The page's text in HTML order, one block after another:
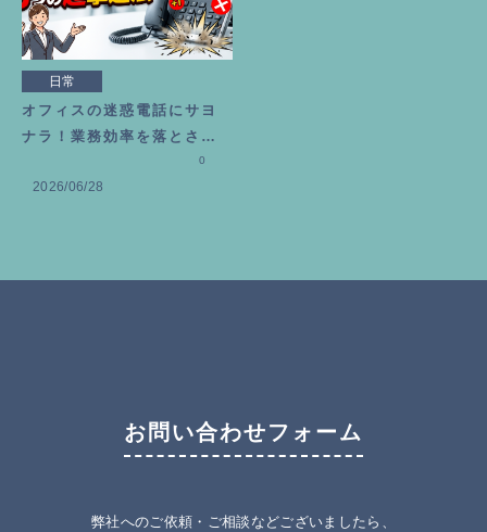
日常
オフィスの迷惑電話にサヨ
ナラ！業務効率を落とさな
2026/06/28
0
お問い合わせフォーム
弊社へのご依頼・ご相談などございましたら、